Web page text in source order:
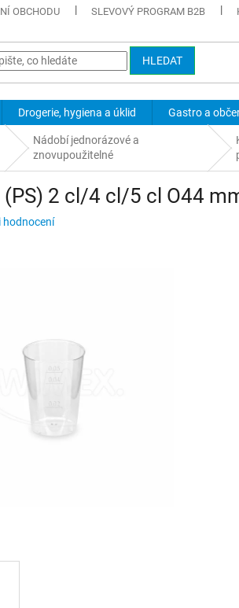
OBCHODU SLEVOVÝ PROGRAM B2B
HLEDAT
Drogerie, hygiena a úklid Gastro a
Nádobí jednorázové a
znovupoužitelné
2 cl/4 cl/5 cl O44
hodnocení